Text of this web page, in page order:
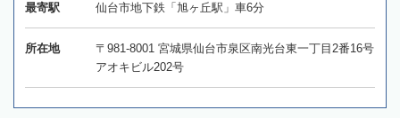
最寄駅 仙台市地下鉄「旭ヶ丘駅」車6分
所在地
〒981-8001 宮城県仙台市泉区南光台東一丁目2番16号
アオキビル202号